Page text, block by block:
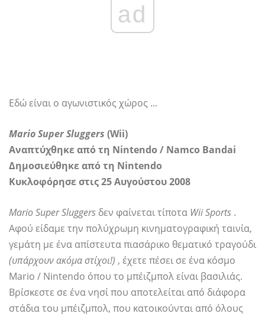
ad
Εδώ είναι ο αγωνιστικός χώρος ...
Mario Super Sluggers (Wii)
Αναπτύχθηκε από τη Nintendo / Namco Bandai
Δημοσιεύθηκε από τη Nintendo
Κυκλοφόρησε στις 25 Αυγούστου 2008
Mario Super Sluggers δεν φαίνεται τίποτα Wii Sports .
Αφού είδαμε την πολύχρωμη κινηματογραφική ταινία,
γεμάτη με ένα απίστευτα πιασάρικο θεματικό τραγούδι
(υπάρχουν ακόμα στίχοι!) , έχετε πέσει σε ένα κόσμο
Mario / Nintendo όπου το μπέιζμπολ είναι βασιλιάς.
Βρίσκεστε σε ένα νησί που αποτελείται από διάφορα
στάδια του μπέιζμπολ, που κατοικούνται από όλους